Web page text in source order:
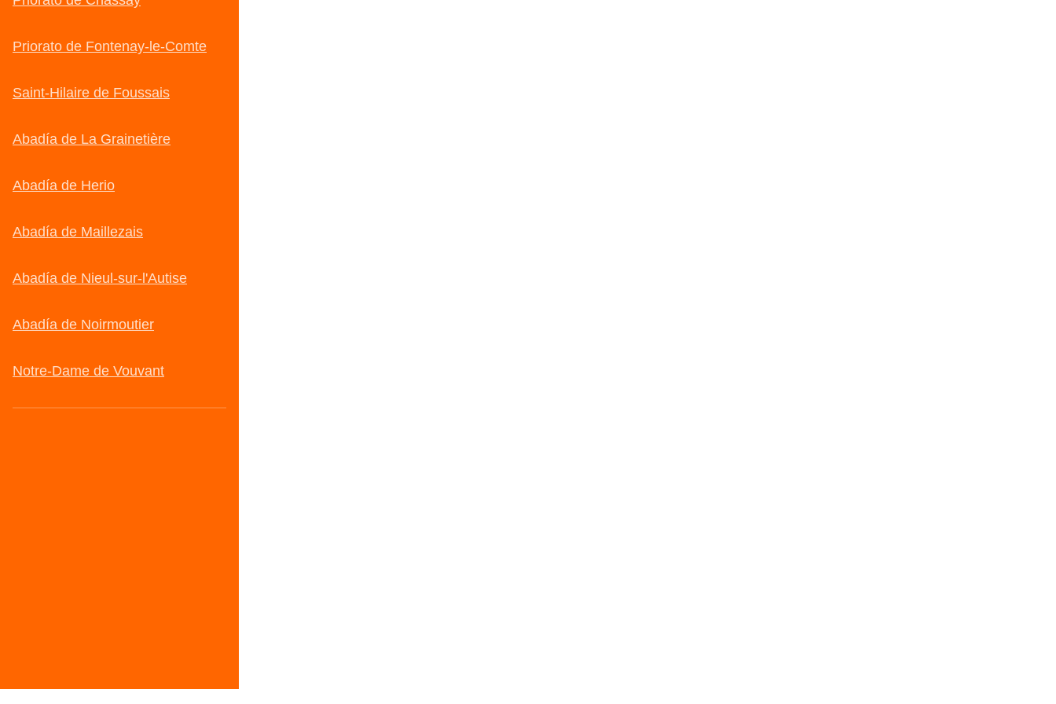
Priorato de Fontenay-le-Comte
Saint-Hilaire de Foussais
Abadía de La Grainetière
Abadía de Herio
Abadía de Maillezais
Abadía de Nieul-sur-l'Autise
Abadía de Noirmoutier
Notre-Dame de Vouvant